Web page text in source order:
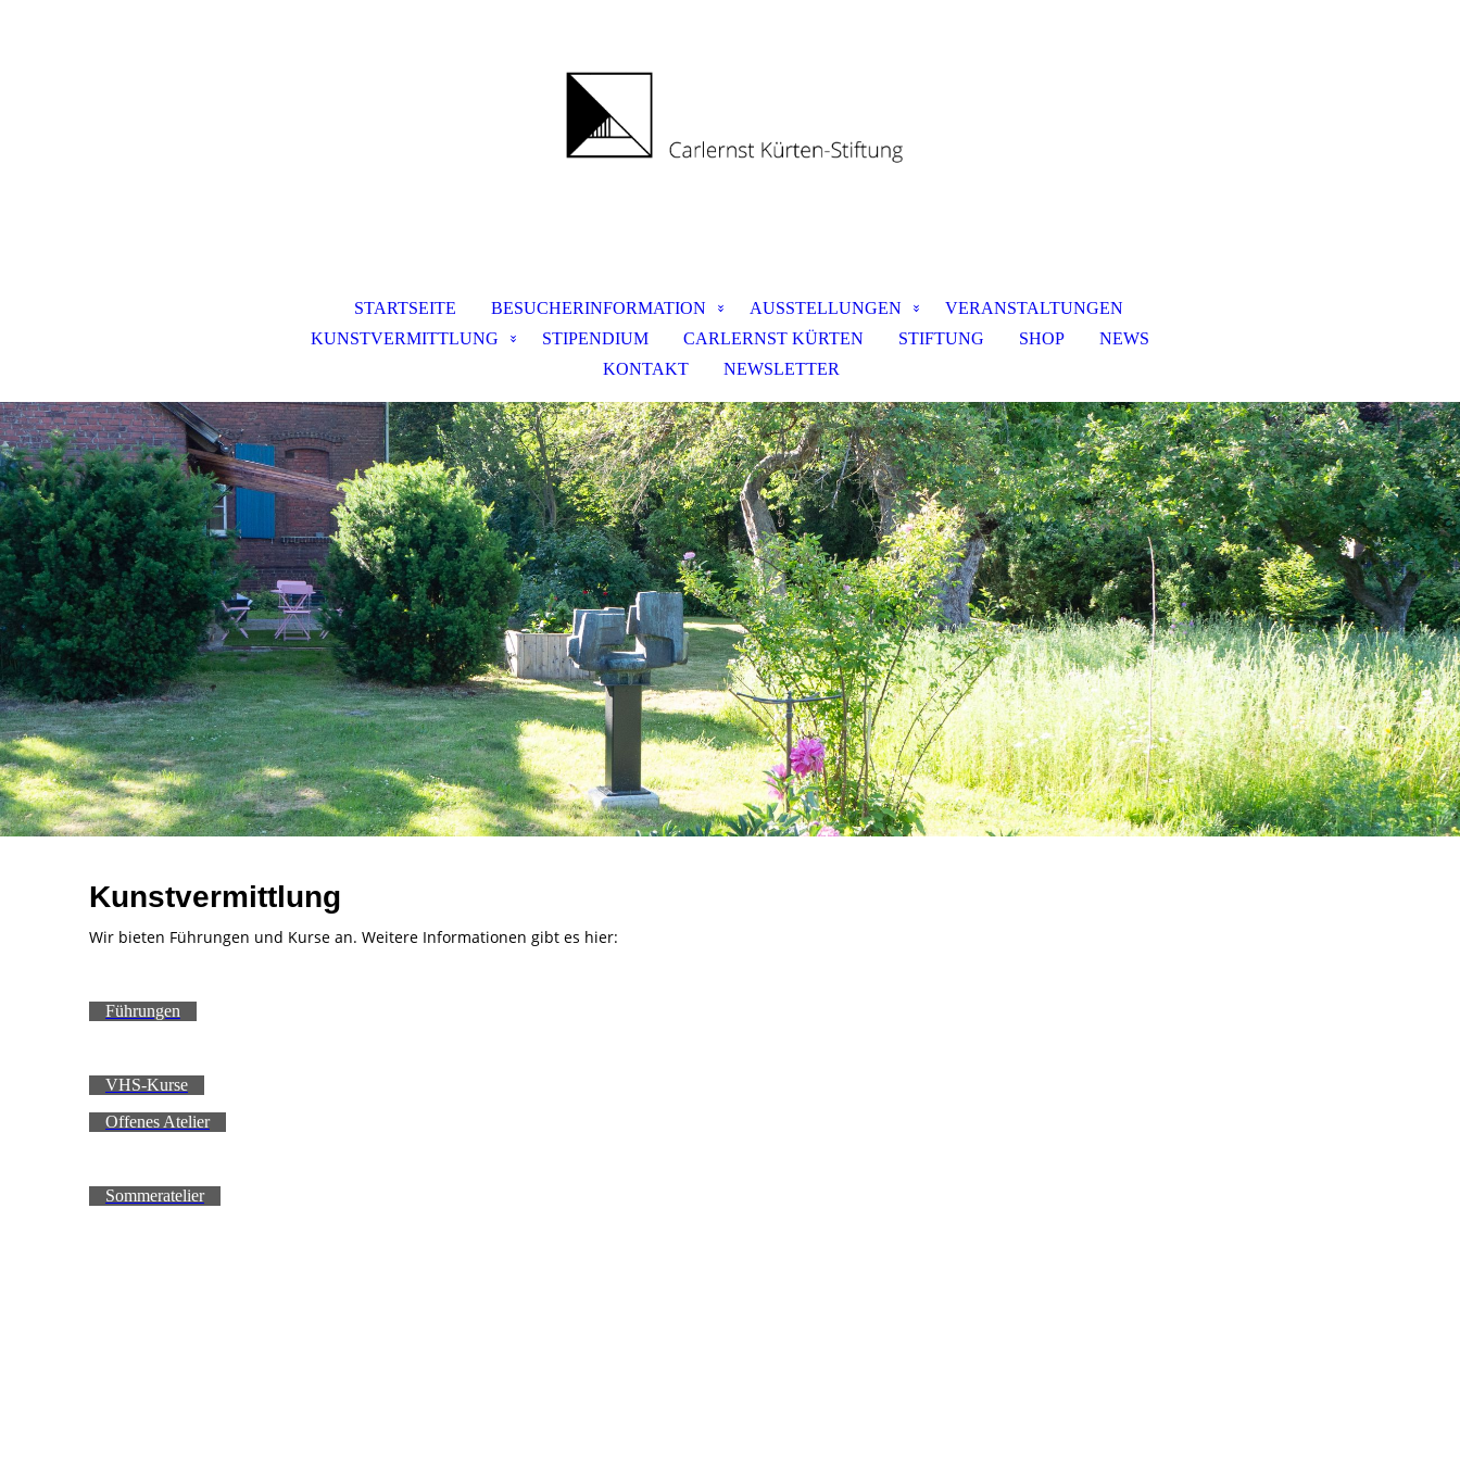
STARTSEITE BESUCHERINFORMATION AUSSTELLUNGEN
VERANSTALTUNGEN
KUNSTVERMITTLUNG
STIPENDIUM CARLERNST KÜRTEN STIFTUNG SHOP
NEWS
KONTAKT
NEWSLETTER
Kunstvermittlung
Wir bieten Führungen und Kurse an. Weitere Informationen gibt es hier:
Führungen
VHS-Kurse
Offenes Atelier
Sommeratelier